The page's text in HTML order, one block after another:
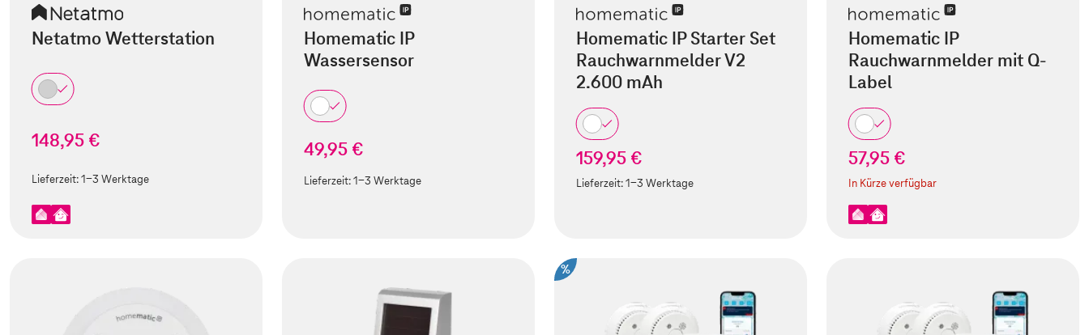
Netatmo Wetterstation
148,95 €
Lieferzeit:1-3 Werktage
Homematic IP
Wassersensor
49,95 €
Lieferzeit:1-3 Werktage
Homematic IP Starter Set
Rauchwarnmelder V2
2.600 mAh
159,95 €
Lieferzeit:1-3 Werktage
Homematic IP
Rauchwarnmelder mit Q-
Label
57,95 €
In Kürze verfügbar
%